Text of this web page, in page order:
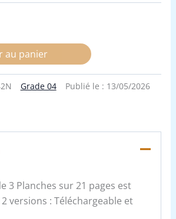
au panier
Grade 04 Publié le : 13/05/2026
3 Planches sur 21 pages est
versions : Téléchargeable et